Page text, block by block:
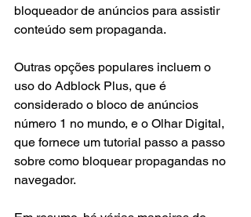
bloqueador de anúncios para assistir
conteúdo sem propaganda.
Outras opções populares incluem o
uso do Adblock Plus, que é
considerado o bloco de anúncios
número 1 no mundo, e o Olhar Digital,
que fornece um tutorial passo a passo
sobre como bloquear propagandas no
navegador.